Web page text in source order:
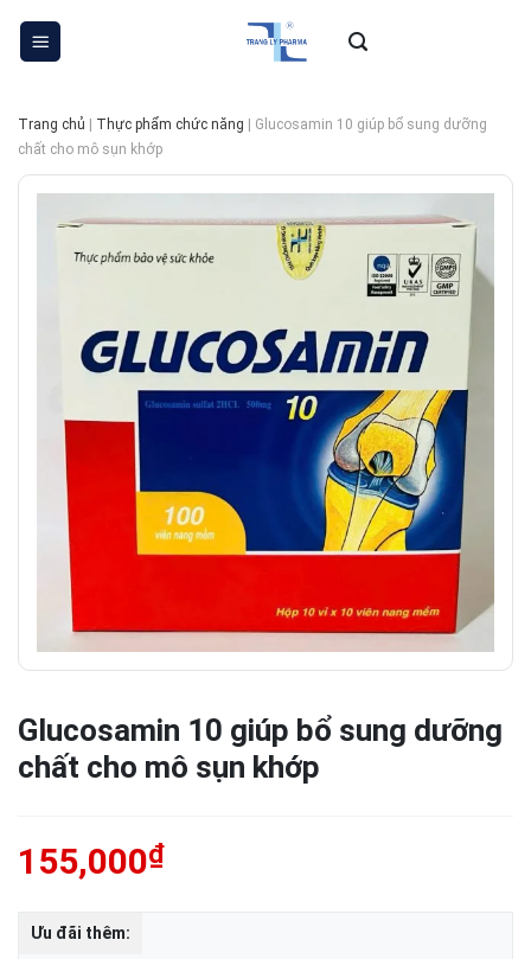
Skip
Trang chủ Thực phẩm chức năng
Glucosamin 10 giúp bổ sung dưỡng
chất cho mô sụn khớp
Glucosamin 10 giúp bổ sung dưỡng
chất cho mô sụn khớp
155,000₫
Ưu đãi thêm: